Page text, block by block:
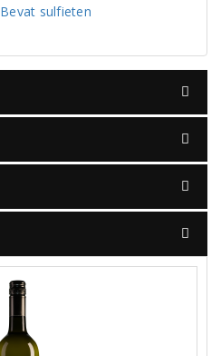
Bevat sulfieten